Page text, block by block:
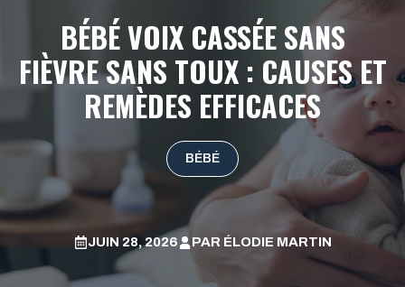
BÉBÉ VOIX CASSÉE SANS
FIÈVRE SANS TOUX : CAUSES ET
REMÈDES EFFICACES
BÉBÉ
JUIN 28, 2026 PAR ÉLODIE MARTIN